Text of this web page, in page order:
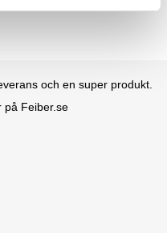
och en super produkt.
på Feiber.se